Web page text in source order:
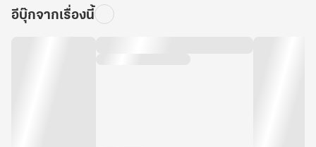
อีบุ๊กจากเรื่องนี้